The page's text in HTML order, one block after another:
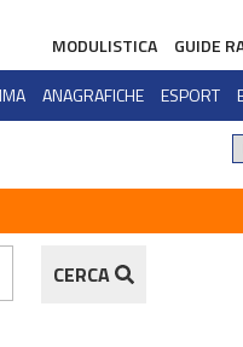
MODULISTICA GUIDE
ANAGRAFICHE ESPORT
CERCA